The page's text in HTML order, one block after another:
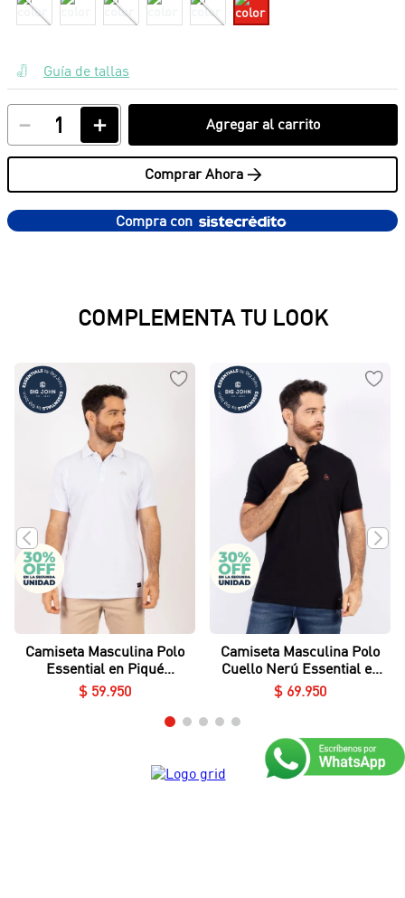
Guía de tallas
＋
－ Agregar al carrito
Comprar Ahora >
Compra con
40 %
Buzo Masculino Essential
en Burda
$ 71 970
119.950
Sudadera Performer
$ 129 950
COMPLEMENTA TU LOOK